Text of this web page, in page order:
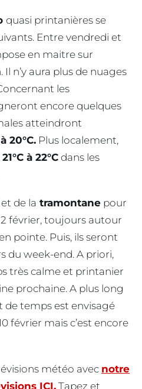
quasi printanières se
Entre vendredi et
en maitre sur
Il n’y aura plus de nuages
les
encore quelques
atteindront
20°C. Plus localement,
21°C à 22°C dans les
et de la tramontane pour
février, toujours autour
pointe. Puis, ils seront
du week-end. A priori,
très calme et printanier
prochaine. A plus long
temps est envisagé
février mais c’est encore
météo avec notre
ICI. Tapez et